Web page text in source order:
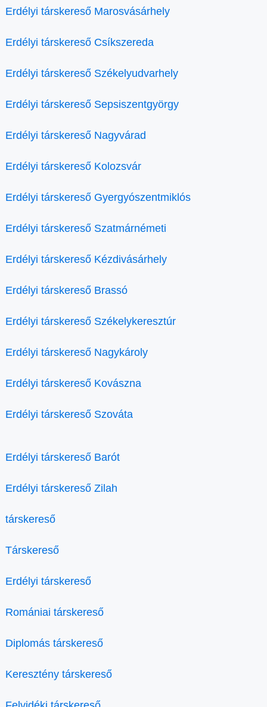
Erdélyi társkereső Marosvásárhely
Erdélyi társkereső Csíkszereda
Erdélyi társkereső Székelyudvarhely
Erdélyi társkereső Sepsiszentgyörgy
Erdélyi társkereső Nagyvárad
Erdélyi társkereső Kolozsvár
Erdélyi társkereső Gyergyószentmiklós
Erdélyi társkereső Szatmárnémeti
Erdélyi társkereső Kézdivásárhely
Erdélyi társkereső Brassó
Erdélyi társkereső Székelykeresztúr
Erdélyi társkereső Nagykároly
Erdélyi társkereső Kovászna
Erdélyi társkereső Szováta
Erdélyi társkereső Barót
Erdélyi társkereső Zilah
társkereső
Társkereső
Erdélyi társkereső
Romániai társkereső
Diplomás társkereső
Keresztény társkereső